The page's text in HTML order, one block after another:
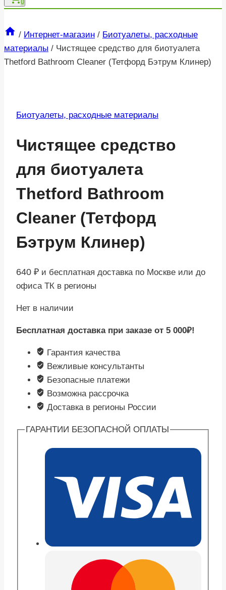
0
/ Интернет-магазин / Биотуалеты, расходные
материалы / Чистящее средство для биотуалета
Thetford Bathroom Cleaner (Тетфорд Бэтрум Клинер)
Биотуалеты, расходные материалы
Чистящее средство
для биотуалета
Thetford Bathroom
Cleaner (Тетфорд
Бэтрум Клинер)
640 ₽ и бесплатная доставка по Москве или до
офиса ТК в регионы
Нет в наличии
Бесплатная доставка при заказе от 5 000₽!
Гарантия качества
Вежливые консультанты
Безопасные платежи
Возможна рассрочка
Доставка в регионы России
ГАРАНТИИ БЕЗОПАСНОЙ ОПЛАТЫ